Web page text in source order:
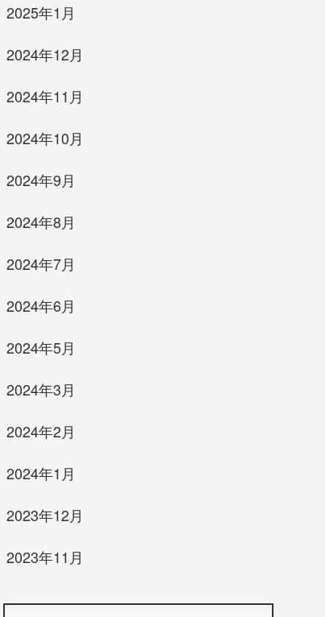
2025年1月
2024年12月
2024年11月
2024年10月
2024年9月
2024年8月
2024年7月
2024年6月
2024年5月
2024年3月
2024年2月
2024年1月
2023年12月
2023年11月